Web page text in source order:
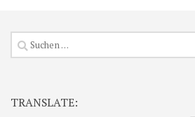
Suchen
nach:
TRANSLATE: